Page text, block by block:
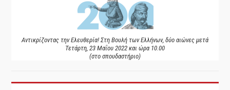
Αντικρίζοντας την Ελευθερία! Στη Βουλή των Ελλήνων, δύο αιώνες μετά
Τετάρτη, 23 Μαΐου 2022 και ώρα 10.00
(στο σπουδαστήριο)